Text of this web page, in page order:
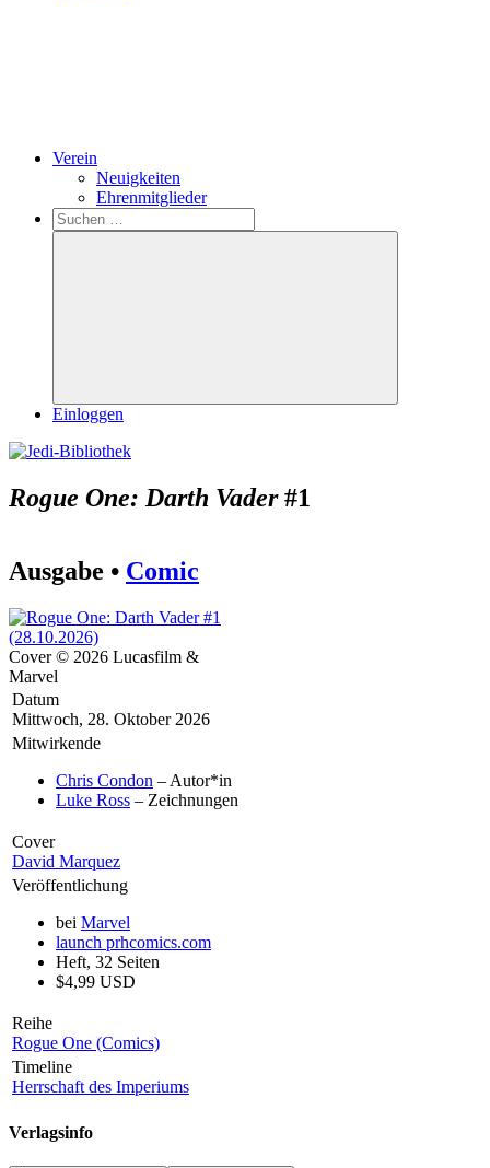
Verein
Neuigkeiten
Ehrenmitglieder
Search
Suchen
nach:
Suchen
Einloggen
Rogue One: Darth Vader#1
Ausgabe • Comic
Cover © 2026 Lucasfilm &
Marvel
Datum
Mittwoch, 28. Oktober 2026
Mitwirkende
Chris Condon – Autor*in
Luke Ross – Zeichnungen
Cover
David Marquez
Veröffentlichung
bei Marvel
launch prhcomics.com
Heft, 32 Seiten
$4,99 USD
Reihe
Rogue One (Comics)
Timeline
Herrschaft des Imperiums
Verlagsinfo